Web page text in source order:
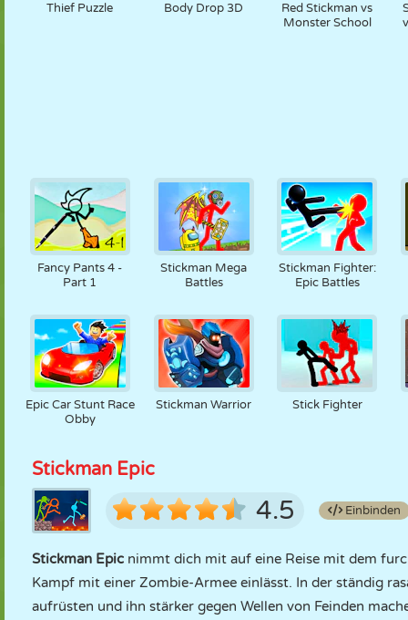
Thief Puzzle Body Drop 3D
Red Stickman vs
Monster School
Fancy Pants 4 -
Part 1
Stickman Mega
Battles
Stickman Fighter:
Epic Battles
Epic Car Stunt Race
Obby
Stickman Warrior Stick Fighter
Stickman Epic
4.5 Einbinden
Stickman Epic nimmt dich mit auf eine Reise mit dem
Kampf mit einer Zombie-Armee einlässt. In der ständig
aufrüsten und ihn stärker gegen Wellen von Feinden